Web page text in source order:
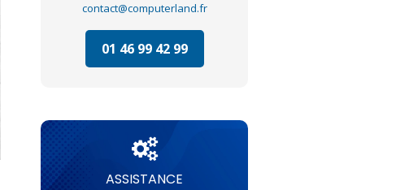
contact@computerland.fr
01 46 99 42 99
ASSISTANCE